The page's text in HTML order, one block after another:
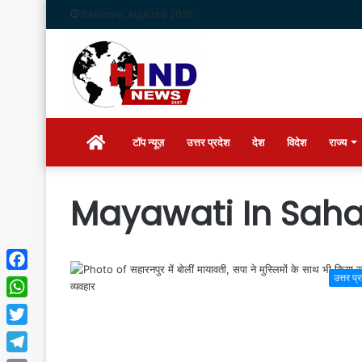
Saturday, August 8 2026
Homeटॉप न्यूज़ उत्तर प्रदेश देश विदेश राज्य
Mayawati In
उत्तर
Facebook
WhatsApp
Twitter